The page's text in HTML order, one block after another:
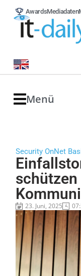
AwardsMediadaten
Menü
Security OnNet
23. Juni, 2025